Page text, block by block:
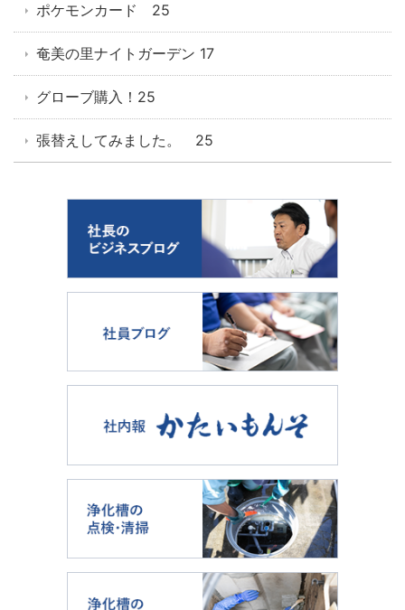
ポケモンカード 25
奄美の里ナイトガーデン 17
グローブ購入！25
張替えしてみました。 25